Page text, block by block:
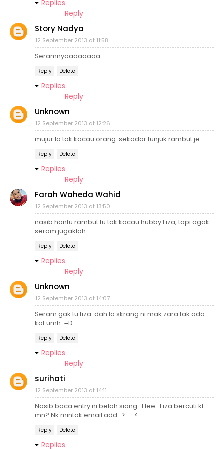
Replies
Reply
Story Nadya
12 September 2013 at 11:58
Seramnyaaaaaaaa
Reply Delete
Replies
Reply
Unknown
12 September 2013 at 12:26
mujur la tak kacau orang..sekadar tunjuk rambut je
Reply Delete
Replies
Reply
Farah Waheda Wahid
12 September 2013 at 13:50
nasib hantu rambut tu tak kacau hubby Fiza, tapi agak
seram jugaklah...
Reply Delete
Replies
Reply
Unknown
12 September 2013 at 14:07
Seram gak tu fiza..dah la skrang ni mak zara tak ada
kat umh..=D
Reply Delete
Replies
Reply
surihati
12 September 2013 at 14:11
Nasib baca entry ni belah siang.. Hee.. Fiza bercuti kt
mn? Nk mintak email add.. >__<
Reply Delete
Replies